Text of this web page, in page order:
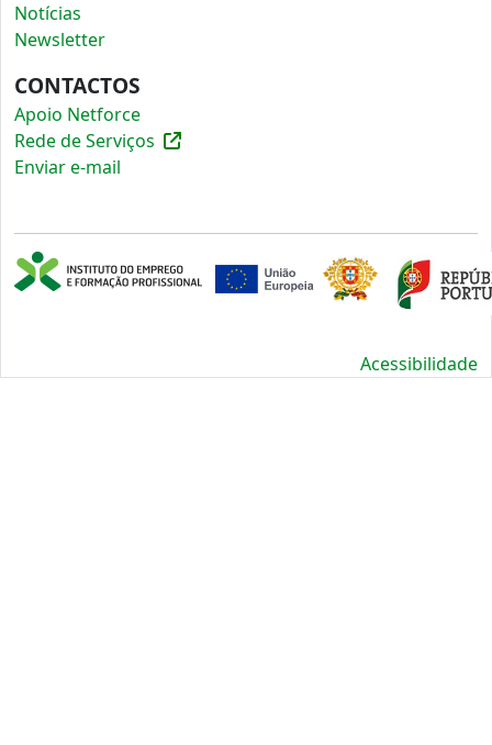
Notícias
Newsletter
CONTACTOS
Apoio Netforce
Rede de Serviços
Enviar e-mail
Acessibilidade